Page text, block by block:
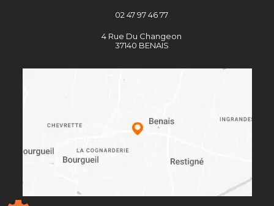
02 47 97 46 77
4 Rue Du Changeon
37140 BENAIS